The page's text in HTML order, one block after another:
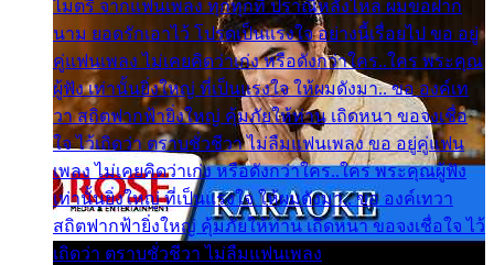
ไมตรี จากแฟนเพลง ทุกทุกที่ ปราณีหลั่งไหล ผมขอฝาก
นาม ยอดรักเอาไว้ โปรดเป็นแรงใจ อย่างนี้เรื่อยไป ขอ อยู่
คู่แฟนเพลง ไม่เคยคิดว่าเก่ง หรือดังกว่าใคร..ใคร พระคุณ
ผู้ฟัง เท่านั้นยิ่งใหญ่ ที่เป็นแรงใจ ให้ผมดังมา.. ขอ องค์เท
วา สถิตฟากฟ้ายิ่งใหญ่ คุ้มภัยให้ท่าน เถิดหนา ขอจงเชื่อ
ใจ ไว้เถิดว่า ตราบชั่วชีวา ไม่ลืมแฟนเพลง ขอ อยู่คู่แฟน
เพลง ไม่เคยคิดว่าเก่ง หรือดังกว่าใคร..ใคร พระคุณผู้ฟัง
เท่านั้นยิ่งใหญ่ ที่เป็นแรงใจ ให้ผมดังมา.. ขอ องค์เทวา
สถิตฟากฟ้ายิ่งใหญ่ คุ้มภัยให้ท่าน เถิดหนา ขอจงเชื่อใจ ไว้
เถิดว่า ตราบชั่วชีวา ไม่ลืมแฟนเพลง